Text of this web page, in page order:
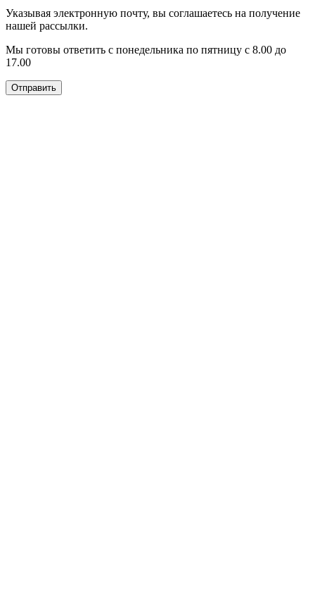
Указывая электронную почту, вы соглашаетесь на получение
нашей рассылки.
Мы готовы ответить с понедельника по пятницу с 8.00 до
17.00